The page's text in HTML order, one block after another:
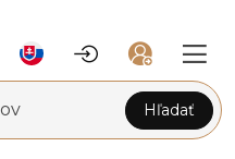
Hľadať